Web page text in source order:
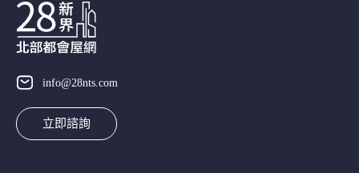
info@28nts.com
立即諮詢